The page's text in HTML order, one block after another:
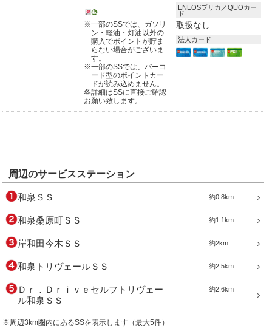
※一部のSSでは、ガソリ
ン・軽油・灯油以外の
購入でポイントが貯ま
らない場合がございま
す。
※一部のSSでは、バーコ
ード型のポイントカー
ドが読み込めません。
各詳細はSSに直接ご確認
お願い致します。
ENEOSプリカ／QUOカー
ド
取扱なし
法人カード
周辺のサービスステーション
約0.8km
和泉ＳＳ
約1.1km
和泉桑原町ＳＳ
約2km
岸和田今木ＳＳ
約2.5km
和泉トリヴェールＳＳ
約2.6km
Ｄｒ．Ｄｒｉｖｅセルフトリヴェー
ル和泉ＳＳ
※周辺3km圏内にあるSSを表示します（最大5件）